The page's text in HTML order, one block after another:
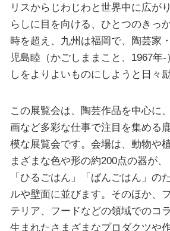
リスからじわじわと世界中に広が
らしに目を向ける、ひとつのきっ
時を超え、九州は福岡で、陶芸家
児島睦（かごしままこと、1967年
しをよりよいものにしようと日々
この展覧会は、陶芸作品を中心に
画など多彩な仕事で注目を集める
模な展覧会です。会場は、動物や
まざまな色や形の約200点の器が、
「ひるごはん」「ばんごはん」の
ルや壁面に並びます。そのほか、
テリア、フードなどの領域でのコ
生まれたさまざまなプロダクツや